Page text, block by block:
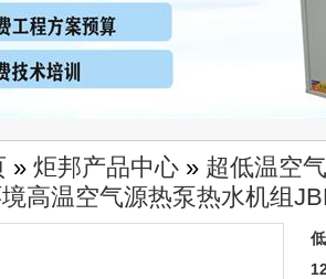
» 炬邦产品中心 » 超低温空
高温空气源热泵热水机组